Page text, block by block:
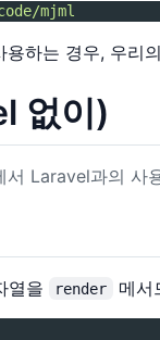
mjml
하는 경우, 우리
없이)
Laravel과의 사
열을 render 메서